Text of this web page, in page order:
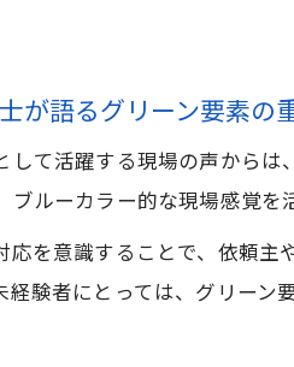
が語るグリーン要素の
して活躍する現場の声から
ブルーカラー的な現場感覚を
応を意識することで、依頼
経験者にとっては、グリー